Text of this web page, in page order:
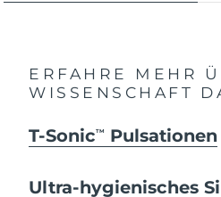
ERFAHRE MEHR
WISSENSCHAFT
T-SonicTM Pulsationen
Ultra-hygienisches